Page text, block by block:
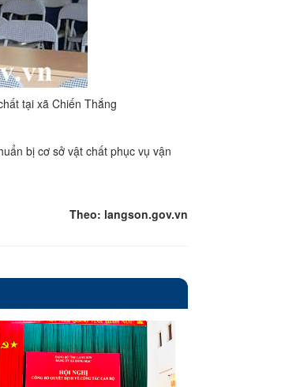
tại xã Chiến Thắng
bị cơ sở vật chất phục vụ vận
Theo: langson.gov.vn